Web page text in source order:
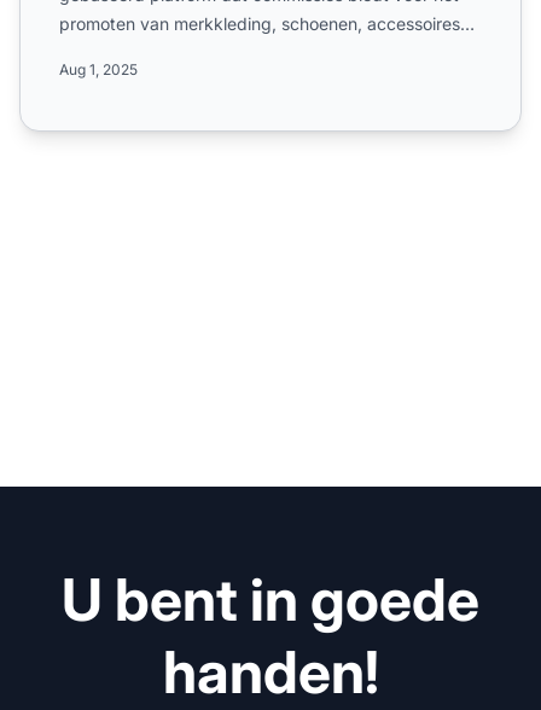
promoten van merkkleding, schoenen, accessoires
Aug 1, 2025
U bent in goede
handen!